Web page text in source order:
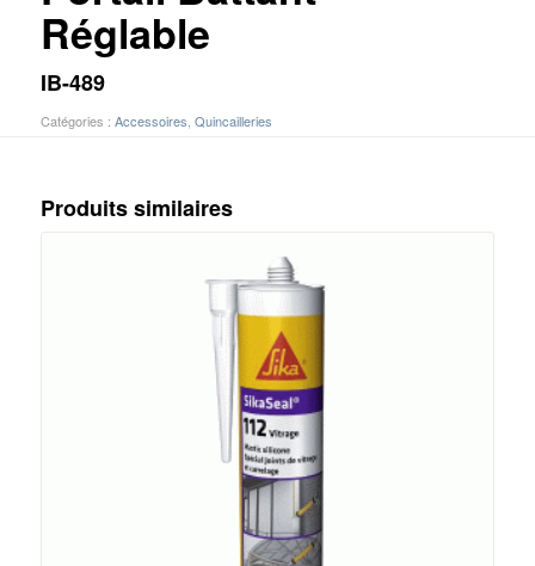
Réglable
IB-489
Catégories : Accessoires Quincailleries
Produits similaires